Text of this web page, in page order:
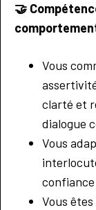
🤝
Vous
clarté et
dialogue
Vous
confiance
Vous